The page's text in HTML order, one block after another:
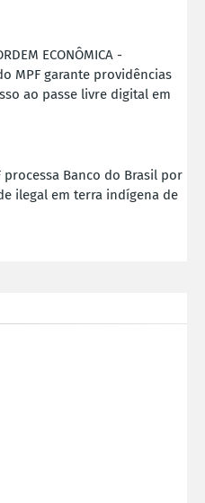
ECONÔMICA -
MPF garante providências
ao passe livre digital em
processa Banco do Brasil por
ilegal em terra indígena de